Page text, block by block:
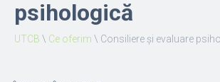
psihologică
UTCB \ Ce oferim \ Consiliere și evaluare